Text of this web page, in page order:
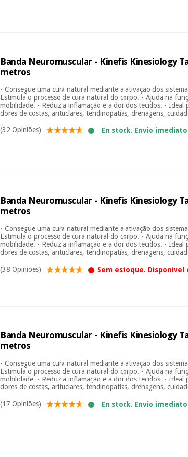
Banda Neuromuscular - Kinefis Kinesiology
metros
- Consegue uma cura natural mediante a ativação dos
Estimula o processo de cura natural do corpo. - Ajuda na
mobilidade. - Reduz a inflamação e a dor dos tecidos. - Ideal
dores de costas, arituclares, tendinopatías, drenagens,
(32 Opiniões) En stock. Envio imediato
Banda Neuromuscular - Kinefis Kinesiology
metros
- Consegue uma cura natural mediante a ativação dos
Estimula o processo de cura natural do corpo. - Ajuda na
mobilidade. - Reduz a inflamação e a dor dos tecidos. - Ideal
dores de costas, arituclares, tendinopatías, drenagens,
(38 Opiniões) Sem estoque. Disponível
Banda Neuromuscular - Kinefis Kinesiology
metros
- Consegue uma cura natural mediante a ativação dos
Estimula o processo de cura natural do corpo. - Ajuda na
mobilidade. - Reduz a inflamação e a dor dos tecidos. - Ideal
dores de costas, arituclares, tendinopatías, drenagens,
(17 Opiniões) En stock. Envio imediato